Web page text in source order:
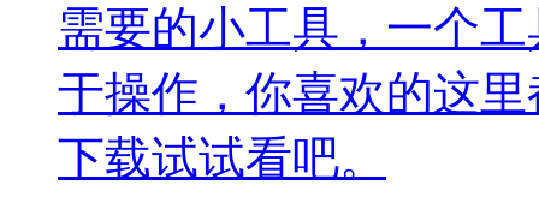
需要的小工具，一个
于操作，你喜欢的这
下载试试看吧。